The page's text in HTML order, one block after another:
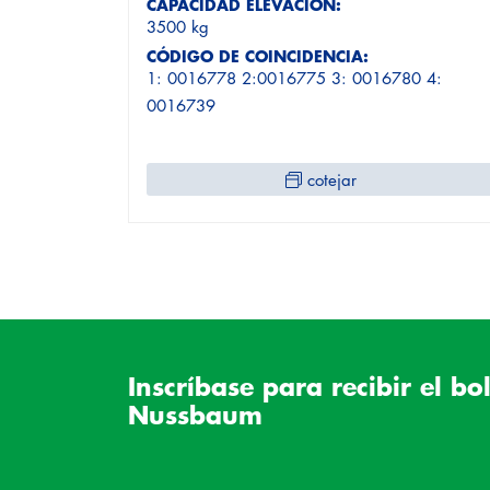
CAPACIDAD ELEVACIÓN:
3500 kg
CÓDIGO DE COINCIDENCIA:
1: 0016778 2:0016775 3: 0016780 4:
0016739
cotejar
Inscríbase para recibir el
Nussbaum